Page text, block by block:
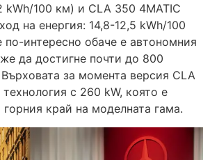
kWh/100 км) и CLA 350 4MATIC
на енергия: 14,8-12,5 kWh/100
по-интересно обаче е автономния
да достигне почти до 800
за момента версия CLA
с 260 kW, която е
край на моделната гама.